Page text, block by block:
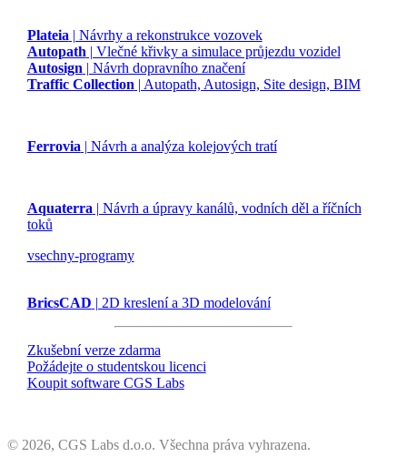
Plateia | Návrhy a rekonstrukce vozovek
Autopath | Vlečné křivky a simulace průjezdu vozidel
Autosign | Návrh dopravního značení
Traffic Collection | Autopath, Autosign, Site design, BIM
Ferrovia | Návrh a analýza kolejových tratí
Aquaterra | Návrh a úpravy kanálů, vodních děl a říčních
toků
vsechny-programy
BricsCAD | 2D kreslení a 3D modelování
Zkušební verze zdarma
Požádejte o studentskou licenci
Koupit software CGS Labs
© 2026, CGS Labs d.o.o. Všechna práva vyhrazena.